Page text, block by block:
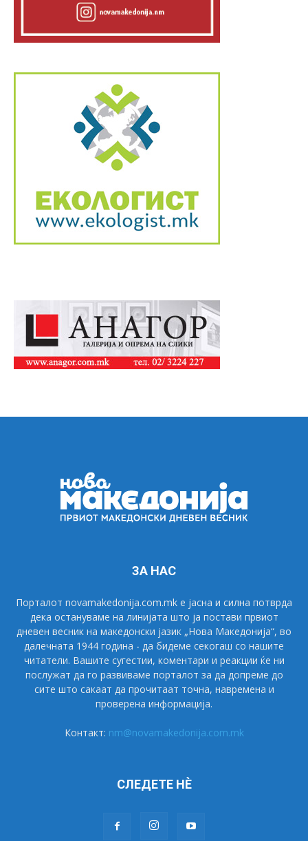
ЗА НАС
Порталот novamakedonija.com.mk е јасна и силна потврда
дека остануваме на линијата што ја постави првиот
дневен весник на македонски јазик „Нова Македонија“, во
далечната 1944 година - да бидеме секогаш со нашите
читатели. Вашите сугестии, коментари и реакции ќе ни
послужат да го развиваме порталот за да допреме до
сите што сакаат да прочитаат точна, навремена и
проверена информација.
Контакт: nm@novamakedonija.com.mk
СЛЕДЕТЕ НÈ